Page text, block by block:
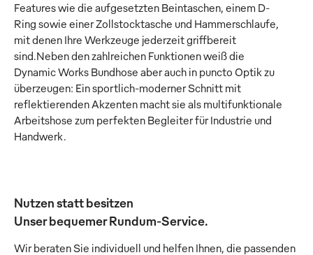
Features wie die aufgesetzten Beintaschen, einem D-
Ring sowie einer Zollstocktasche und Hammerschlaufe,
mit denen Ihre Werkzeuge jederzeit griffbereit
sind.Neben den zahlreichen Funktionen weiß die
Dynamic Works Bundhose aber auch in puncto Optik zu
überzeugen: Ein sportlich-moderner Schnitt mit
reflektierenden Akzenten macht sie als multifunktionale
Arbeitshose zum perfekten Begleiter für Industrie und
Handwerk.
Nutzen statt besitzen
Unser bequemer Rundum-Service.
Wir beraten Sie individuell und helfen Ihnen, die passenden